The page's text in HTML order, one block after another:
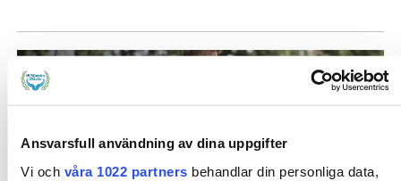
Ansvarsfull användning av dina uppgifter
Vi och våra 1022 partners behandlar din personliga data,